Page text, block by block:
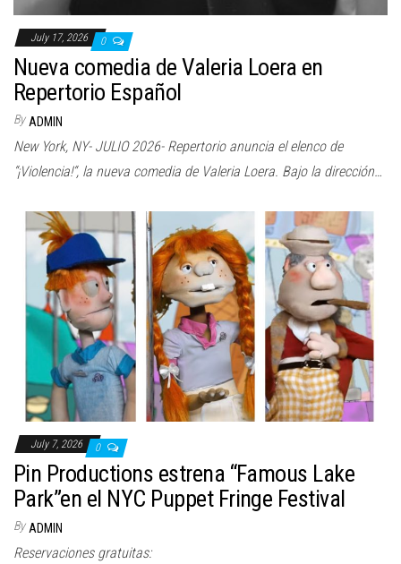
July 17, 2026 0
Nueva comedia de Valeria Loera en
Repertorio Español
By ADMIN
New York, NY- JULIO 2026- Repertorio anuncia el elenco de
“¡Violencia!“, la nueva comedia de Valeria Loera. Bajo la dirección…
July 7, 2026 0
Pin Productions estrena “Famous Lake
Park”en el NYC Puppet Fringe Festival
By ADMIN
Reservaciones gratuitas: